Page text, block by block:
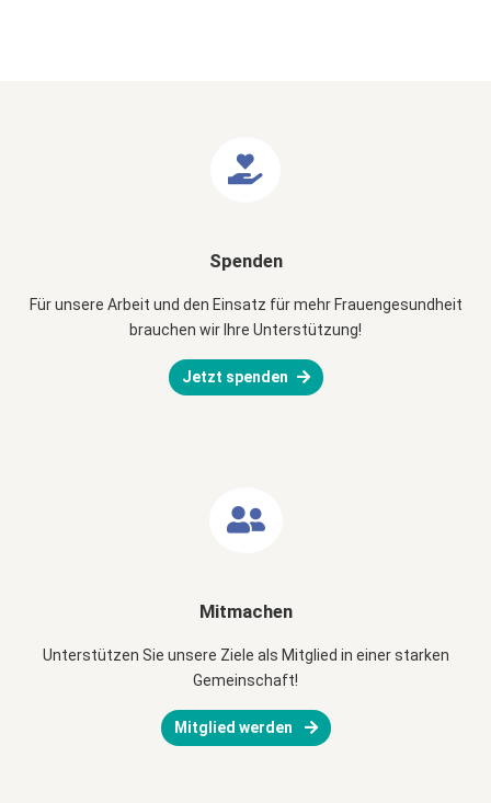
Spenden
Für unsere Arbeit und den Einsatz für mehr Frauengesundheit
brauchen wir Ihre Unterstützung!
Jetzt spenden
Mitmachen
Unterstützen Sie unsere Ziele als Mitglied in einer starken
Gemeinschaft!
Mitglied werden